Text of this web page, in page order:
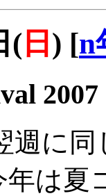
( 日 ) [n
週に
年は夏